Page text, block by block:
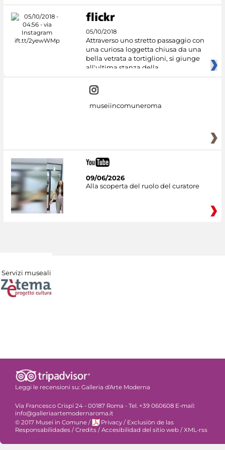
05/10/2018
Attraverso uno stretto passaggio con
una curiosa loggetta chiusa da una
bella vetrata a tortiglioni, si giunge
all'ultima stanza della
museiincomuneroma
09/06/2026
Alla scoperta del ruolo del curatore
Servizi museali
Leggi le recensioni su: Galleria d'Arte Moderna
Via Francesco Crispi 24 - 00187 Roma - Tel. +39 060608 E-mail:
info@galleriaartemodernaroma.it
© 2017 Musei in Comune / Privacy / Exclusiòn de las
Responsabilidades /Credits /Accesibilidad del sitio web /XML-rss